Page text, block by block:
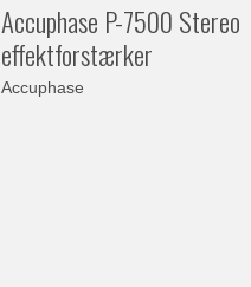
Accuphase P-7500 Stereo
effektforstærker
Accuphase